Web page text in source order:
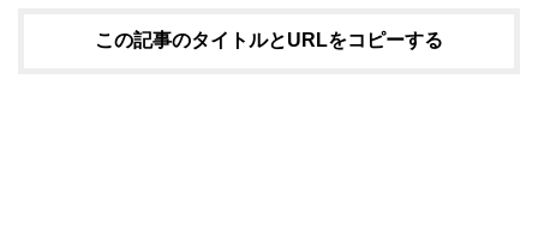
この記事のタイトルとURLをコピーする